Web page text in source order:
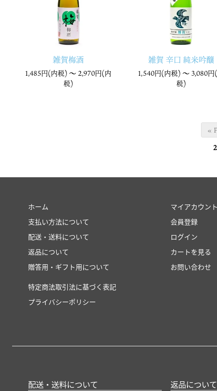
雑賀梅酒
1,485円(内税) 〜2,970円(内
税)
雑賀 辛口 純米吟醸
1,540円(内税) 〜3,080円
税)
«
2
ホーム
支払い方法について
配送・送料について
返品について
贈答用・ギフト用について
特定商法取引法に基づく表記
プライバシーポリシー
マイアカウン
会員登録
ログイン
カートを見る
お問い合わせ
配送・送料について 返品について